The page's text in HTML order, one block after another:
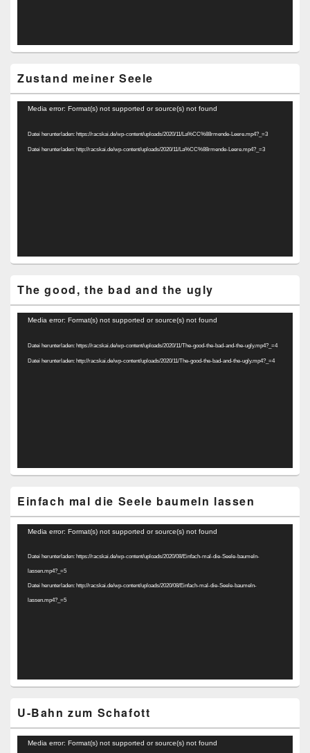
Zustand meiner Seele
Video-
Media error: Format(s) not supported or source(s) not found
Datei herunterladen: https://racskai.de/wp-content/uploads/2020/11/La%CC%88rmende-Leere.mp4?_=3
Datei herunterladen: http://racskai.de/wp-content/uploads/2020/11/La%CC%88rmende-Leere.mp4?_=3
The good, the bad and the ugly
Video-
Media error: Format(s) not supported or source(s) not found
Datei herunterladen: https://racskai.de/wp-content/uploads/2020/11/The-good-the-bad-and-the-ugly.mp4?_=4
Datei herunterladen: http://racskai.de/wp-content/uploads/2020/11/The-good-the-bad-and-the-ugly.mp4?_=4
Einfach mal die Seele baumeln lassen
Video-
Media error: Format(s) not supported or source(s) not found
Datei herunterladen: https://racskai.de/wp-content/uploads/2020/08/Einfach-mal-die-Seele-baumeln-
lassen.mp4?_=5
Datei herunterladen: http://racskai.de/wp-content/uploads/2020/08/Einfach-mal-die-Seele-baumeln-
lassen.mp4?_=5
U-Bahn zum Schafott
Video-
Media error: Format(s) not supported or source(s) not found